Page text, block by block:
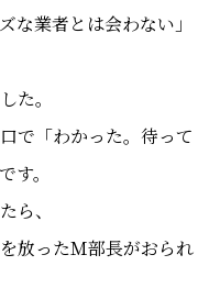
な業者とは会わない」
た。
で「わかった。待って
す。
ら、
放ったＭ部長がおられ